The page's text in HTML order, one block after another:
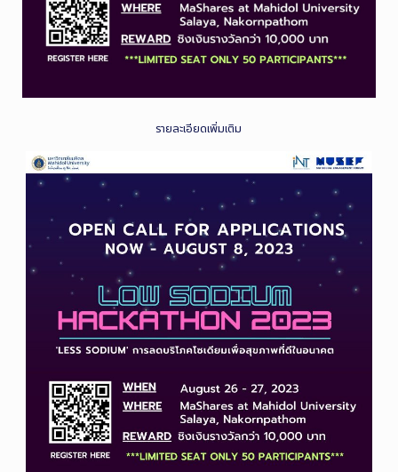
รายละเอียดเพิ่มเติม